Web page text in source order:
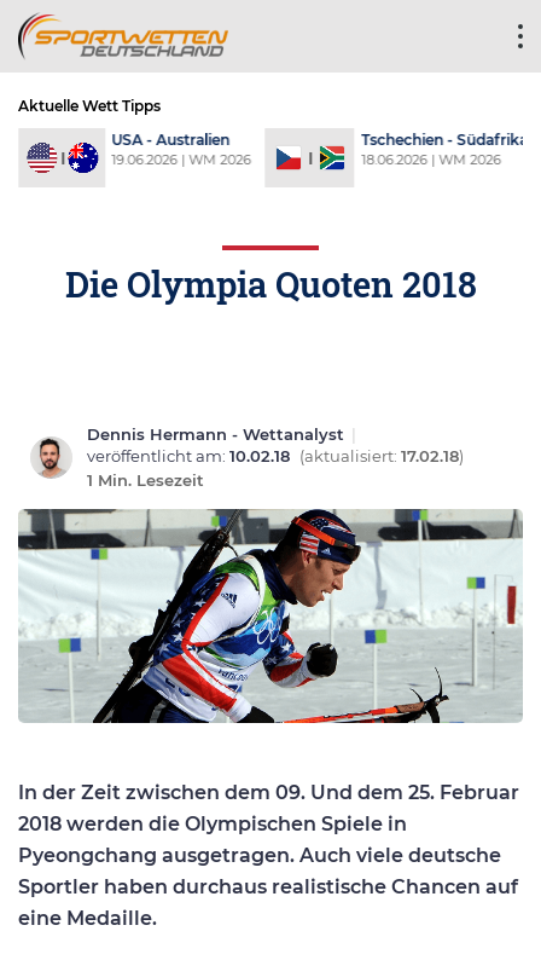
Aktuelle Wett Tipps
USA - Australien
19.06.2026 | WM 2026
Tschechien - Südafrika
18.06.2026 | WM 2026
Die Olympia Quoten 2018
Dennis Hermann - Wettanalyst |
veröffentlicht am: 10.02.18 (aktualisiert: 17.02.18)
1 Min. Lesezeit
In der Zeit zwischen dem 09. Und dem 25. Februar
2018 werden die Olympischen Spiele in
Pyeongchang ausgetragen. Auch viele deutsche
Sportler haben durchaus realistische Chancen auf
eine Medaille.